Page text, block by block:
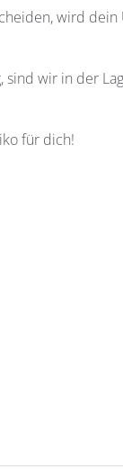
wird
wir in der
für dich!